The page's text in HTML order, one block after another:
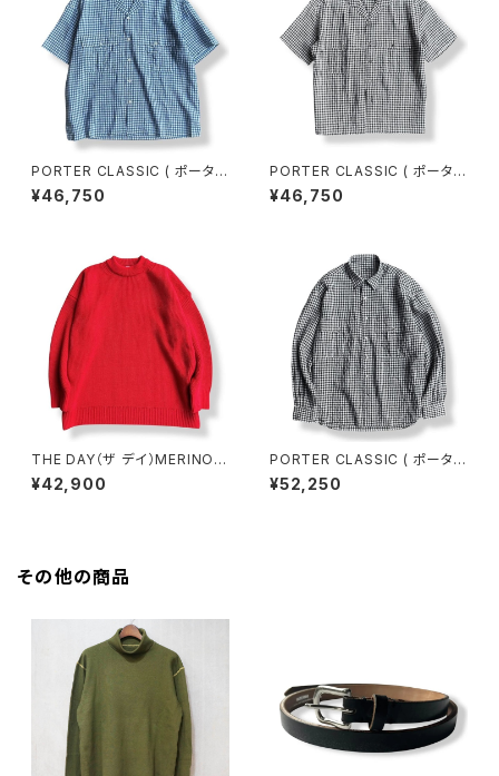
PORTER CLASSIC ( ポーター
クラシック ) KEROUAC LINEN
GINGHAM CHECK SHIRT F
ェックシャツ 全国送料無料
¥46,750
PORTER CLASSIC ( ポーター
クラシック ) KEROUAC LINEN
GINGHAM CHECK SHIRT B
ャツ 全国送料無料
¥46,750
THE DAY（ザ デイ）MERINO
WOOL CREWNECK KNIT [D
25WS-03001] RED 全国送料
¥42,900
PORTER CLASSIC ( ポーター
クラシック ) ROLL UP LINEN
GINGHAM CHECK SHIRT [P
¥52,250
その他の商品